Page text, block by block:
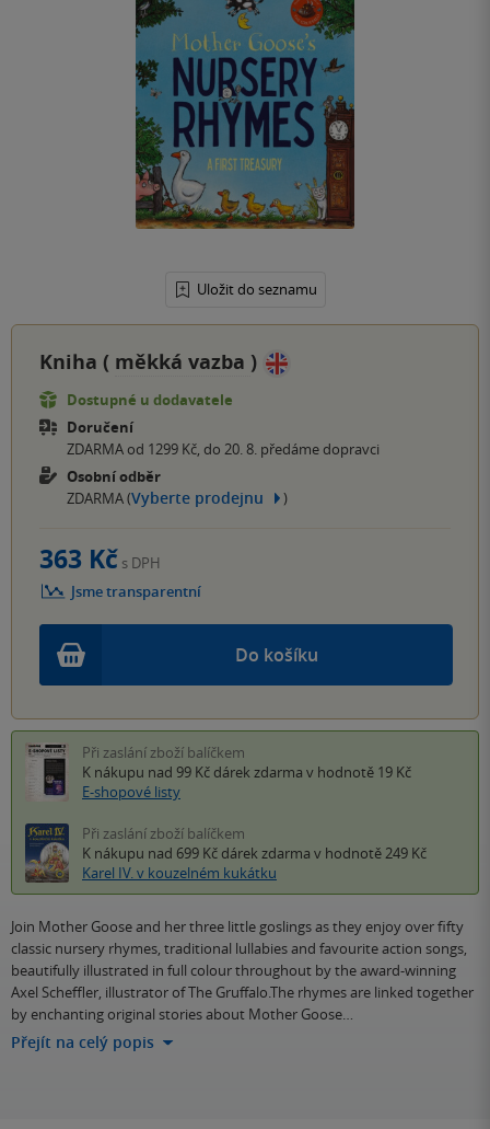
Uložit do seznamu
Kniha ( měkká vazba )
Dostupné u dodavatele
Doručení
ZDARMA od 1299 Kč, do 20. 8. předáme dopravci
Osobní odběr
ZDARMA (Vyberte prodejnu )
Do košíku
363 Kč s DPH
Jsme transparentní
Při zaslání zboží balíčkem
K nákupu nad 99 Kč dárek zdarma v hodnotě 19 Kč
E-shopové listy
Při zaslání zboží balíčkem
K nákupu nad 699 Kč dárek zdarma v hodnotě 249 Kč
Karel IV. v kouzelném kukátku
Join Mother Goose and her three little goslings as they enjoy over fifty
classic nursery rhymes, traditional lullabies and favourite action songs,
beautifully illustrated in full colour throughout by the award-winning
Axel Scheffler, illustrator of The Gruffalo.The rhymes are linked together
by enchanting original stories about Mother Goose…
Přejít na celý popis